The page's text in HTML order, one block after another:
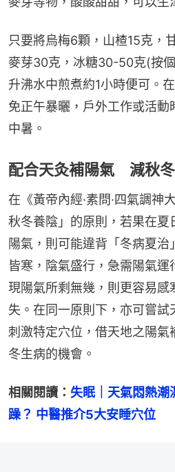
只要將烏梅6顆，山楂15克，
麥芽30克，冰糖30-50克(按
升沸水中煎煮約1小時便可。
免正午暴曬，戶外工作或活
中暑。
配合天灸補陽氣 減秋
在《黃帝內經·素問·四氣調神
秋冬養陰」的原則，若果在夏
陽氣，則可能違背「冬病夏
皆寒，陰氣盛行，急需陽氣
現陽氣所剩無幾，則更容易感
失。在同一原則下，亦可嘗試
刺激特定穴位，借天地之陽氣
冬生病的機會。
相關閱讀： 失眠｜天氣悶熱潮
躁？ 中醫推介5大安睡穴位